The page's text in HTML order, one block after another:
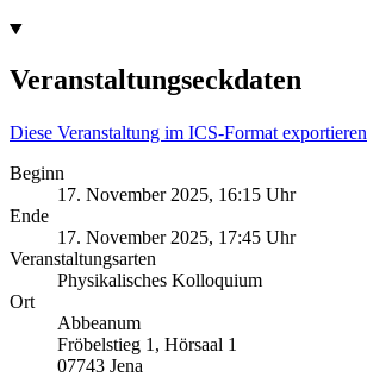
Veranstaltungseckdaten
Diese Veranstaltung im ICS-Format exportieren
Beginn
17. November 2025, 16:15 Uhr
Ende
17. November 2025, 17:45 Uhr
Veranstaltungsarten
Physikalisches Kolloquium
Ort
Abbeanum
Fröbelstieg 1, Hörsaal 1
07743 Jena